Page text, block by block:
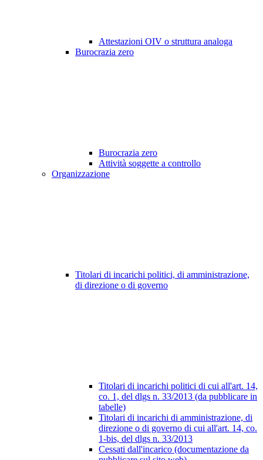
Attestazioni OIV o struttura analoga
Burocrazia zero
Burocrazia zero
Attività soggette a controllo
Organizzazione
Titolari di incarichi politici, di amministrazione,
di direzione o di governo
Titolari di incarichi politici di cui all'art. 14,
co. 1, del dlgs n. 33/2013 (da pubblicare in
tabelle)
Titolari di incarichi di amministrazione, di
direzione o di governo di cui all'art. 14, co.
1-bis, del dlgs n. 33/2013
Cessati dall'incarico (documentazione da